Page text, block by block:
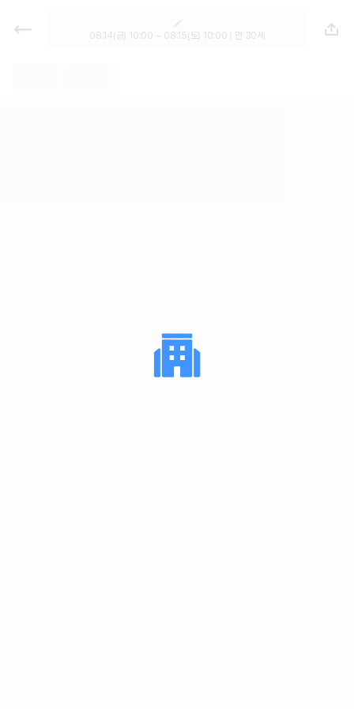
렌트카 - 경기 렌터카 가격비교, 최저
가 보장 1위 카모아
08.14(금) 10:00 ~ 08.15(토) 10:00 | 만 30세